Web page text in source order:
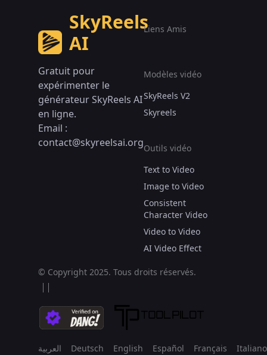
SkyReels
AI
Gratuit pour
expérimenter le
générateur SkyReels AI
en ligne.
Email :
contact@skyreelsai.org
Liens Amis
Modèles vidéo
SkyReels V2
Skyreels
Outils vidéo
Text to Video
Image to Video
Consistent
Character Video
Video to Video
AI Video Effect
© Copyright 2025. Tous droits réservés.
العربية Deutsch English Español Français Italiano